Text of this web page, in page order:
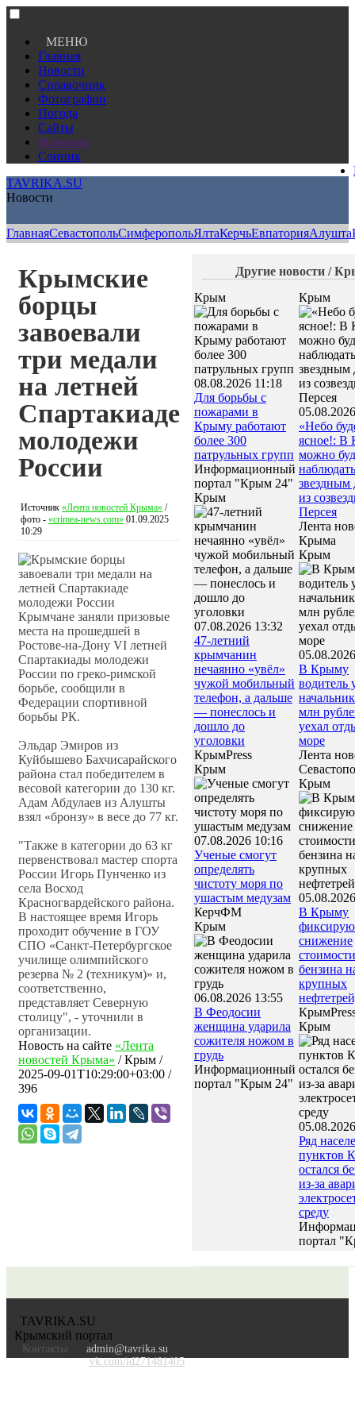
МЕНЮ
Главная
Новости
Справочник
Фотографии
Погода
Сайты
Финансы
Сонник
TAVRIKA.SU
Новости
ГлавнаяСевастопольСимферопольЯлтаКерчьЕвпаторияАлушта
Крымские
борцы
завоевали
три медали
на летней
Спартакиаде
молодежи
России
Источник «Лента новостей Крыма» /
фото - «crimea-news.com» 01.09.2025
10:29
Крымчане заняли призовые
места на прошедшей в
Ростове-на-Дону VI летней
Спартакиады молодежи
России по греко-римской
борьбе, сообщили в
Федерации спортивной
борьбы РК.
Эльдар Эмиров из
Куйбышево Бахчисарайского
района стал победителем в
весовой категории до 130 кг.
Адам Абдулаев из Алушты
взял «бронзу» в весе до 77 кг.
"Также в категории до 63 кг
первенствовал мастер спорта
России Игорь Пунченко из
села Восход
Красногвардейского района.
В настоящее время Игорь
проходит обучение в ГОУ
СПО «Санкт-Петербургское
училище олимпийского
резерва № 2 (техникум)» и,
соответственно,
представляет Северную
столицу", - уточнили в
организации.
Новость на сайте «Лента
новостей Крыма» /Крым /
2025-09-01T10:29:00+03:00 /
396
Другие новости /
Крым
08.08.2026 11:18
Для борьбы с
пожарами в
Крыму работают
более 300
патрульных групп
Информационный
портал "Крым 24"
Крым
07.08.2026 13:32
47‑летний
крымчанин
нечаянно «увёл»
чужой мобильный
телефон, а дальше
— понеслось и
дошло до
уголовки
КрымPress
Крым
07.08.2026 10:16
Ученые смогут
определять
чистоту моря по
ушастым медузам
КерчФМ
Крым
06.08.2026 13:55
В Феодосии
женщина ударила
сожителя ножом в
грудь
Информационный
портал "Крым 24"
Крым
«Небо
ясное!: В
можно
звездным
из
Персея
Лента
Крыма
Крым
В Крыму
водитель
млн
уехал
море
Лента
Крым
В Крыму
снижение
бензина
крупных
Крым
Ряд
пунктов
остался
из-за
среду
портал
TAVRIKA.SU
Крымский портал
Контакты
admin@tavrika.su
vk.com/id271481405